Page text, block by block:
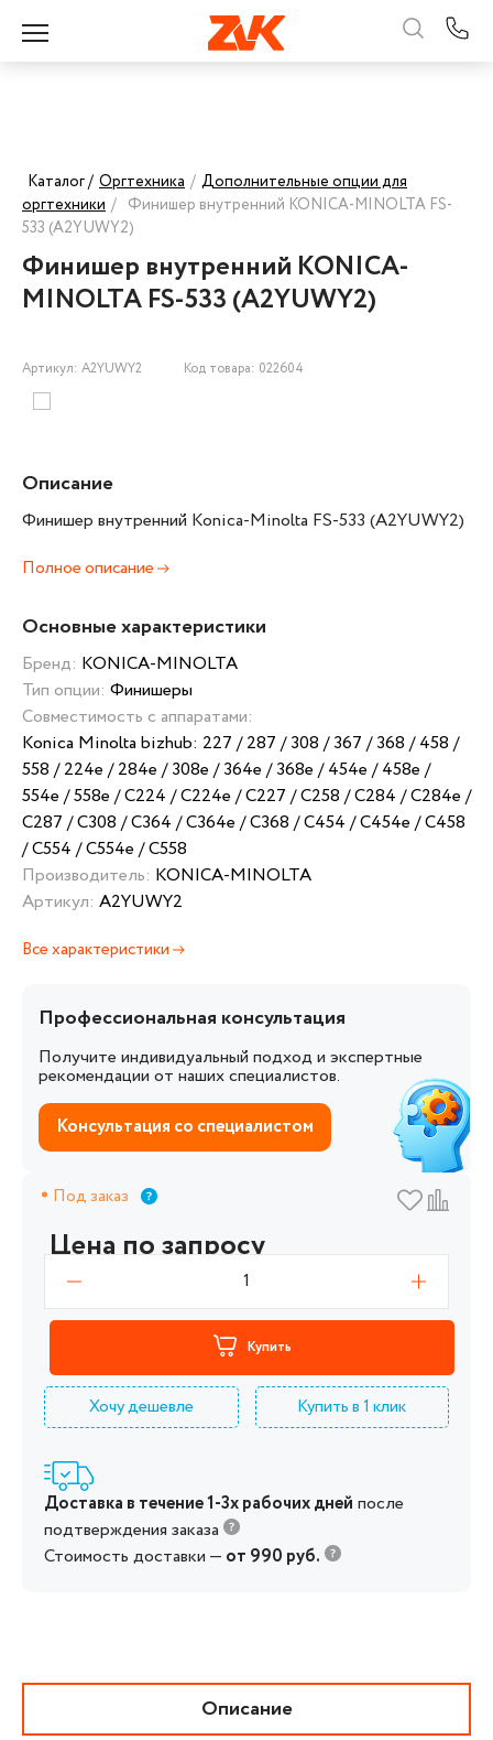
Каталог / Оргтехника / Дополнительные опции для
оргтехники / Финишер внутренний KONICA-MINOLTA FS-
533 (A2YUWY2)
Финишер внутренний KONICA-
MINOLTA FS-533 (A2YUWY2)
Артикул: A2YUWY2 Код товара: 022604
Описание
Финишер внутренний Konica-Minolta FS-533 (A2YUWY2)
Полное описание
Основные характеристики
Бренд: KONICA-MINOLTA
Тип опции: Финишеры
Совместимость с аппаратами:
Konica Minolta bizhub: 227 / 287 / 308 / 367 / 368 / 458 /
558 / 224e / 284e / 308e / 364e / 368e / 454e / 458e /
554e / 558e / C224 / C224e / C227 / C258 / C284 / C284e /
C287 / C308 / C364 / C364e / C368 / C454 / C454e / C458
/ C554 / C554e / C558
Производитель: KONICA-MINOLTA
Артикул: A2YUWY2
Все характеристики
Профессиональная консультация
Получите индивидуальный подход и экспертные
рекомендации от наших специалистов.
Консультация со специалистом
Под заказ
Цена по запросу
1
Купить
Хочу дешевле Купить в 1 клик
Доставка в течение 1-3х рабочих дней после
подтверждения заказа
Стоимость доставки — от 990 руб.
Описание